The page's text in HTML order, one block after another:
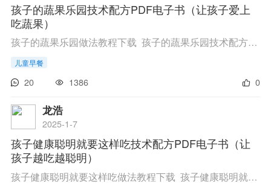
孩子的蔬果乐园技术配方PDF电子书（让孩子爱上
吃蔬果）
孩子的蔬果乐园做法教程下载 孩子的蔬果乐园技术配方教程 链接 点此进入百度网盘下载 提...
儿童早餐
20 1386 0
龙浩
2025-1-7
孩子健康聪明就要这样吃技术配方PDF电子书（让
孩子越吃越聪明）
孩子健康聪明就要这样吃做法教程下载 孩子健康聪明就要这样吃技术配方教程 链接 点此进入百度网盘下载 ...